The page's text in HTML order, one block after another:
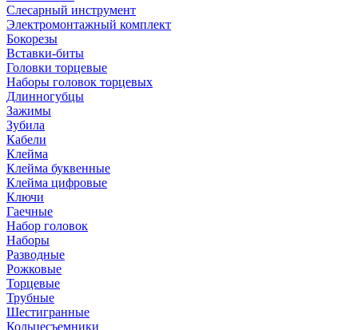
Слесарный инструмент
Электромонтажный комплект
Бокорезы
Вставки-биты
Головки торцевые
Наборы головок торцевых
Длинногубцы
Зажимы
Зубила
Кабели
Клейма
Клейма буквенные
Клейма цифровые
Ключи
Гаечные
Набор головок
Наборы
Разводные
Рожковые
Торцевые
Трубные
Шестигранные
Кольцесъемники